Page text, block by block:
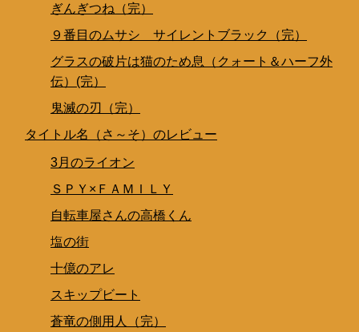
ぎんぎつね（完）
９番目のムサシ サイレントブラック（完）
グラスの破片は猫のため息（クォート＆ハーフ外
伝）(完）
鬼滅の刃（完）
タイトル名（さ～そ）のレビュー
3月のライオン
ＳＰＹ×ＦＡＭＩＬＹ
自転車屋さんの高橋くん
塩の街
十億のアレ
スキップビート
蒼竜の側用人（完）